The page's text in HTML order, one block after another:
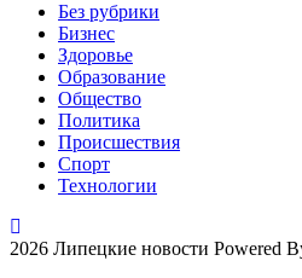
Без рубрики
Бизнес
Здоровье
Образование
Общество
Политика
Происшествия
Спорт
Технологии
2026 Липецкие новости Powered